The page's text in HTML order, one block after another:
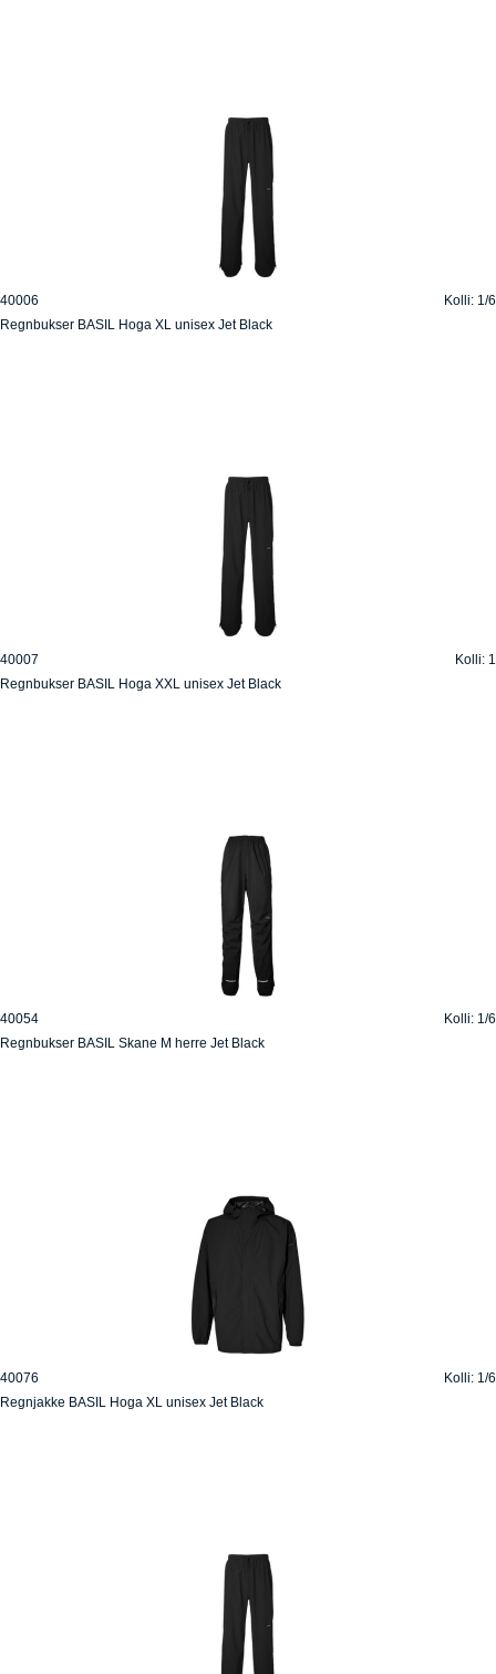
40006
Kolli: 1/6
Regnbukser BASIL Hoga XL unisex Jet Black
40007
Kolli: 1
Regnbukser BASIL Hoga XXL unisex Jet Black
40054
Kolli: 1/6
Regnbukser BASIL Skane M herre Jet Black
40076
Kolli: 1/6
Regnjakke BASIL Hoga XL unisex Jet Black